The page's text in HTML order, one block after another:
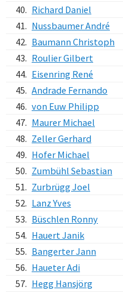
40. Richard Daniel
41. Nussbaumer André
42. Baumann Christoph
43. Roulier Gilbert
44. Eisenring René
45. Andrade Fernando
46. von Euw Philipp
47. Maurer Michael
48. Zeller Gerhard
49. Hofer Michael
50. Zumbühl Sebastian
51. Zurbrügg Joel
52. Lanz Yves
53. Büschlen Ronny
54. Hauert Janik
55. Bangerter Jann
56. Haueter Adi
57. Hegg Hansjörg